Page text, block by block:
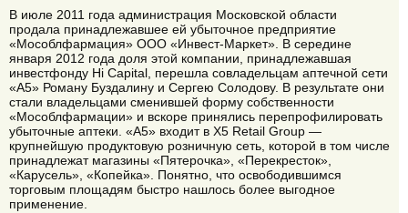
В июле 2011 года администрация Московской области
продала принадлежавшее ей убыточное предприятие
«Мособлфармация» ООО «Инвест-Маркет». В середине
января 2012 года доля этой компании, принадлежавшая
инвестфонду Hi Capital, перешла совладельцам аптечной сети
«А5» Роману Буздалину и Сергею Солодову. В результате они
стали владельцами сменившей форму собственности
«Мособлфармации» и вскоре принялись перепрофилировать
убыточные аптеки. «А5» входит в X5 Retail Group —
крупнейшую продуктовую розничную сеть, которой в том числе
принадлежат магазины «Пятерочка», «Перекресток»,
«Карусель», «Копейка». Понятно, что освободившимся
торговым площадям быстро нашлось более выгодное
применение.